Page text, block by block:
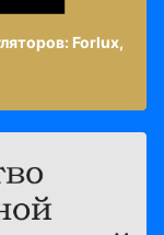
Forlux,